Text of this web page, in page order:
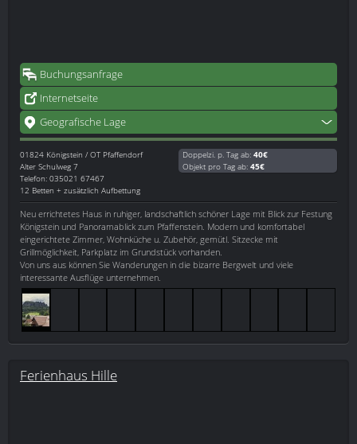
Buchungsanfrage
Internetseite
Geografische Lage
01824 Königstein / OT Pfaffendorf
Alter Schulweg 7
Telefon: 035021 67467
12 Betten + zusätzlich Aufbettung
Doppelzi. p. Tag ab: 40€
Objekt pro Tag ab: 45€
Neu errichtetes Haus in ruhiger, landschaftlich schöner Lage mit Blick zur Festung
Königstein und Panoramablick zum Pfaffenstein. Modern und komfortabel
eingerichtete Zimmer, Wohnküche u. Zubehör, gemütl. Sitzecke mit
Grillmöglichkeit, Parkplatz im Grundstück vorhanden.
Von uns aus können Sie Wanderungen in die bizarre Bergwelt und viele
interessante Ausflüge unternehmen.
Ferienhaus Hille